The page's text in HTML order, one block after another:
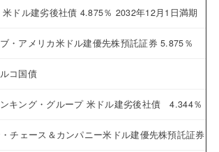
米ドル建劣後社債 4.875％ 2032年12月1日満期
・アメリカ米ドル建優先株預託証券 5.875％
コ国債
キング・グループ 米ドル建劣後社債 4.344％
チェース＆カンパニー米ドル建優先株預託証券